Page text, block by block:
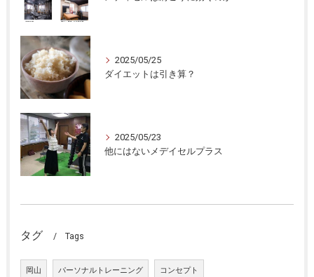
2025/05/25
ダイエットは引き算？
2025/05/23
他にはないメデイセルプラス
タグ Tags
岡山 パーソナルトレーニング コンセプト